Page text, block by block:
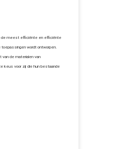
de meest efficiënte en efficiënte
toepassingen wordt ontworpen.
van de materialen van
keus voor zij die hun bestaande